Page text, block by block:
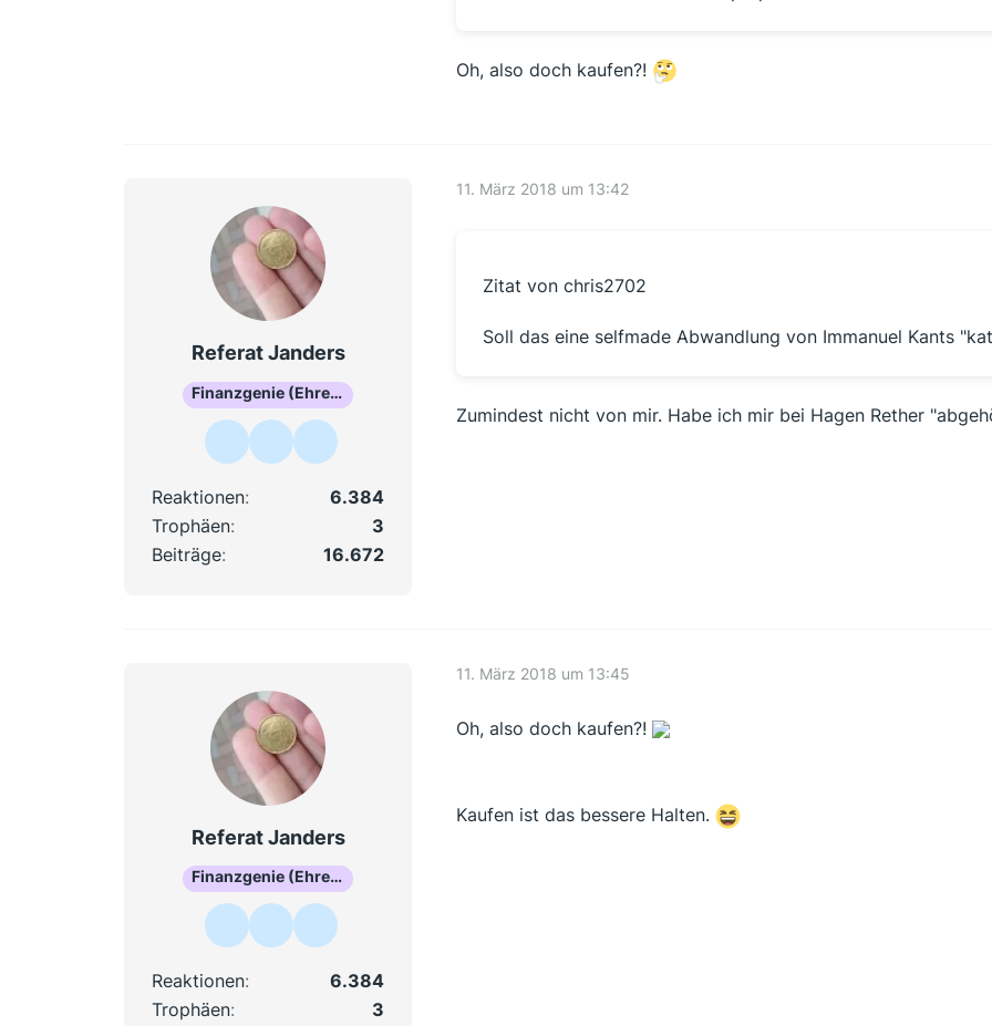
Oh, also doch kaufen?!
Referat Janders
Finanzgenie (Ehrenmitglied)
Reaktionen
6.384
Trophäen
3
Beiträge
16.672
11. März 2018 um 13:42
Zitat von chris2702
Soll das eine selfmade Abwandlung von Immanuel Kants
Zumindest nicht von mir. Habe ich mir bei Hagen Rether
Referat Janders
Finanzgenie (Ehrenmitglied)
Reaktionen
6.384
Trophäen
3
11. März 2018 um 13:45
Oh, also doch kaufen?!
Kaufen ist das bessere Halten.